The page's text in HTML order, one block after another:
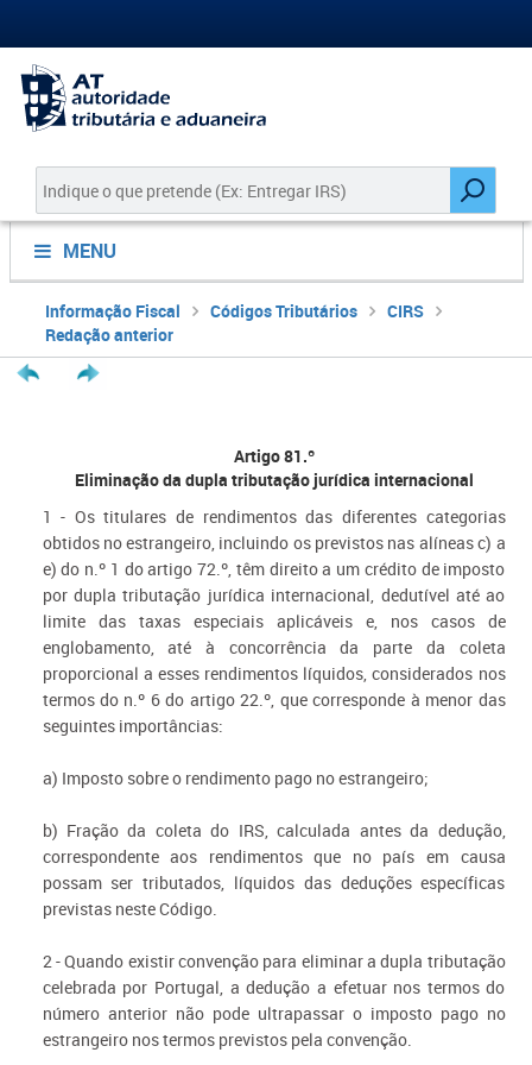
MENU
Informação Fiscal Códigos Tributários
CIRS
Redação anterior
Artigo 81.º
Eliminação da dupla tributação jurídica internacional
1 - Os titulares de rendimentos das diferentes categorias
obtidos no estrangeiro, incluindo os previstos nas alíneas c) a
e) do n.º 1 do artigo 72.º, têm direito a um crédito de imposto
por dupla tributação jurídica internacional, dedutível até ao
limite das taxas especiais aplicáveis e, nos casos de
englobamento, até à concorrência da parte da coleta
proporcional a esses rendimentos líquidos, considerados nos
termos do n.º 6 do artigo 22.º, que corresponde à menor das
seguintes importâncias:
a) Imposto sobre o rendimento pago no estrangeiro;
b) Fração da coleta do IRS, calculada antes da dedução,
correspondente aos rendimentos que no país em causa
possam ser tributados, líquidos das deduções específicas
previstas neste Código.
2 - Quando existir convenção para eliminar a dupla tributação
celebrada por Portugal, a dedução a efetuar nos termos do
número anterior não pode ultrapassar o imposto pago no
estrangeiro nos termos previstos pela convenção.